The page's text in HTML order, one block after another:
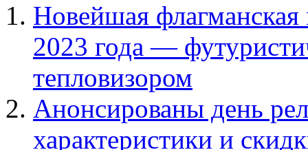
Новейшая
2023 года —
тепловизором
Анонсированы день
характеристики и